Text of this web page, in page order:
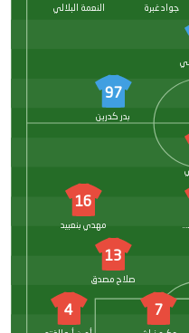
جواد غبرة النعمة البلالي
97
بدر كدرين
حمزة الواسطي
16
مهدي بنعبيد
13
صلاح مصدق
7
4